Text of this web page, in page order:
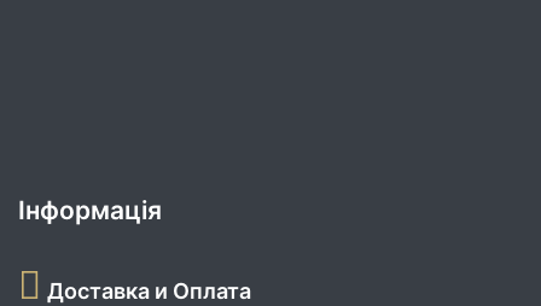
Інформація
Доставка и Оплата